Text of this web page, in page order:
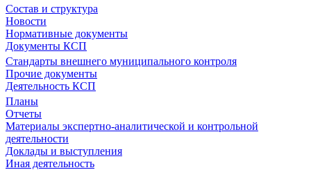
Состав и структура
Новости
Нормативные документы
Документы КСП
Стандарты внешнего муниципального контроля
Прочие документы
Деятельность КСП
Планы
Отчеты
Материалы экспертно-аналитической и контрольной
деятельности
Доклады и выступления
Иная деятельность